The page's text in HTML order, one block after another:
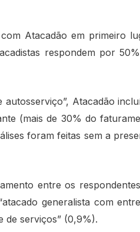
Atacadão em primeiro
respondem por
Atacadão
(mais de 30% do
foram feitas sem a
entre os
generalista com
de serviços” (0,9%).